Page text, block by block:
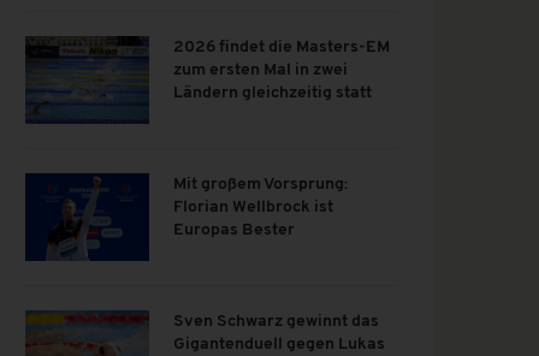
2026 findet die Masters-EM
zum ersten Mal in zwei
Ländern gleichzeitig statt
Mit großem Vorsprung:
Florian Wellbrock ist
Europas Bester
Sven Schwarz gewinnt das
Gigantenduell gegen Lukas